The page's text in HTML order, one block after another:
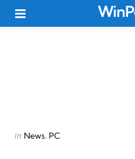
Categories
Posted
in News PC